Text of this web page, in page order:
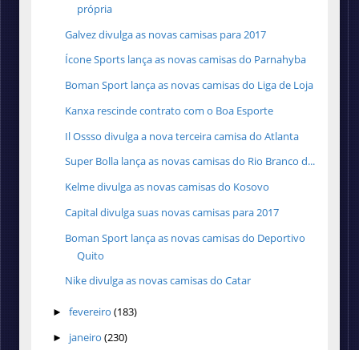
própria
Galvez divulga as novas camisas para 2017
Ícone Sports lança as novas camisas do Parnahyba
Boman Sport lança as novas camisas do Liga de Loja
Kanxa rescinde contrato com o Boa Esporte
Il Ossso divulga a nova terceira camisa do Atlanta
Super Bolla lança as novas camisas do Rio Branco d...
Kelme divulga as novas camisas do Kosovo
Capital divulga suas novas camisas para 2017
Boman Sport lança as novas camisas do Deportivo
Quito
Nike divulga as novas camisas do Catar
► fevereiro (183)
► janeiro (230)